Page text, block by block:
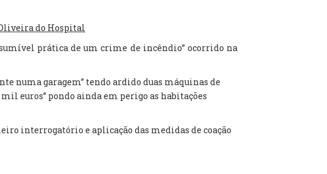
do Hospital
prática de um crime de incêndio” ocorrido na
numa garagem” tendo ardido duas máquinas de
euros” pondo ainda em perigo as habitações
interrogatório e aplicação das medidas de coação